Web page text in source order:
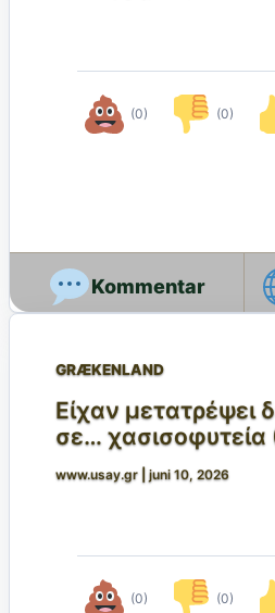
(0) (0)
GRÆKENLAND
Είχαν μετατρέψει
σε…
www.usay.gr juni 10, 2026
(0) (0)